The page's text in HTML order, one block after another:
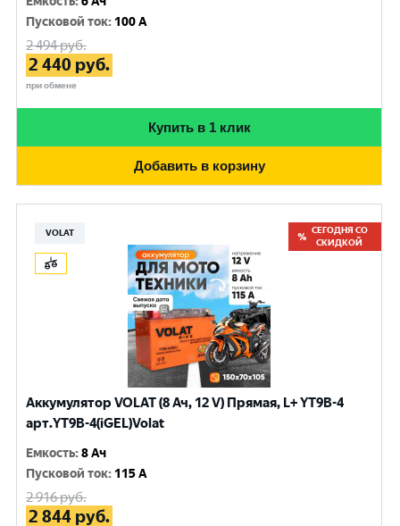
Пусковой ток: 100 A
2 494руб.
2 440 руб.
при обмене
Купить в 1 клик
Добавить в корзину
VOLAT
СЕГОДНЯ СО
СКИДКОЙ
Аккумулятор VOLAT (8 Ач, 12 V) Прямая, L+ YT9B-4
арт.YT9B-4(iGEL)Volat
Емкость:8 Ач
Пусковой ток: 115 A
2 916руб.
2 844 руб.